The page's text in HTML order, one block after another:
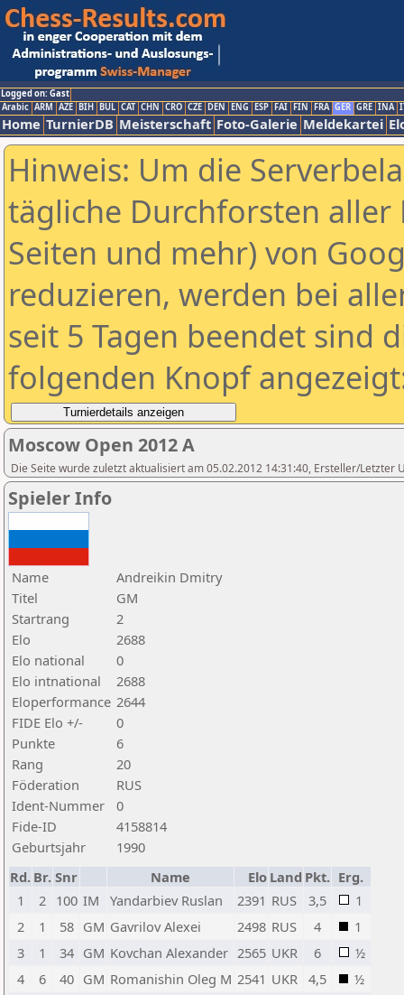
Logged on: Gast
Arabic ARM AZE BIH BUL CAT CHN CRO CZE DEN ENG ESP FAI FIN FRA GER GRE INA
Home TurnierDB Meisterschaft Foto-Galerie Meldekartei
Hinweis: Um die
tägliche Durchforsten aller
Seiten und mehr) von
reduzieren, werden bei
seit 5 Tagen beendet sind
folgenden Knopf
Moscow Open 2012 A
Die Seite wurde zuletzt aktualisiert am 05.02.2012 14:31:40, Ersteller/Letzter
Spieler Info
Name
Andreikin Dmitry
Titel
GM
Startrang
2
Elo
2688
Elo national
0
Elo intnational
2688
Eloperformance 2644
FIDE Elo +/-
0
Punkte
6
Rang
20
Föderation
RUS
Ident-Nummer
0
Fide-ID
4158814
Geburtsjahr
1990
Rd. Br. Snr Name Elo Land Pkt. Erg.
1
2 100 IM Yandarbiev Ruslan 2391 RUS 3,5
1
2
1 58 GM Gavrilov Alexei 2498 RUS 4
1
3
1 34 GM Kovchan Alexander 2565 UKR 6
½
4
6 40 GM Romanishin Oleg M 2541 UKR 4,5
½